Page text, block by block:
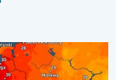
Do blisko 30